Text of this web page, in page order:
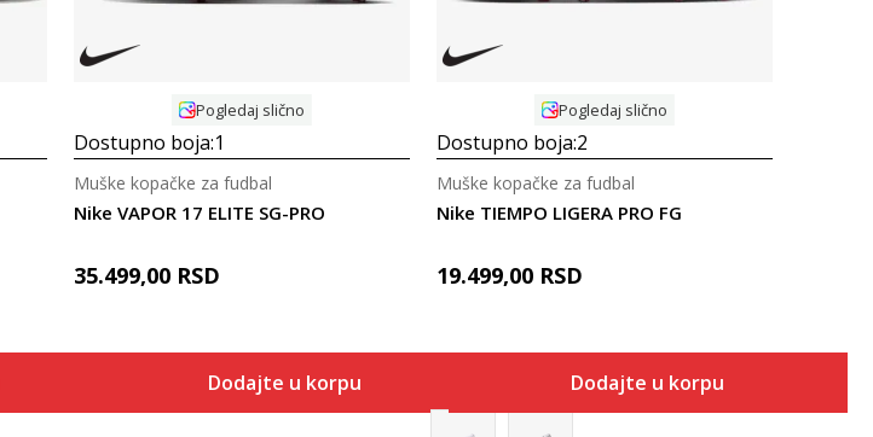
Pogledaj slično
Dostupno boja:1
Nike VAPOR 17 ELITE SG-PRO
Muške kopačke za fudbal
35.499,00 RSD
Dodajte u korpu
Pogledaj slično
Dostupno boja:2
Nike TIEMPO LIGERA PRO FG
Muške kopačke za fudbal
19.499,00 RSD
Dodajte u korpu